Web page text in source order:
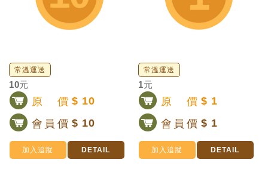
常溫運送
10元
原價 $ 10
會員價 $ 10
加入追蹤 DETAIL
常溫運送
1元
原價 $ 1
會員價 $ 1
加入追蹤 DETAIL